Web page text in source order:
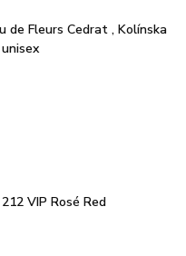
de Fleurs Cedrat , Kolínska
VIP Rosé Red